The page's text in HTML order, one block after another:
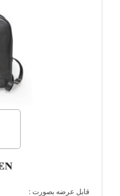
قابل عرضه بصورت :